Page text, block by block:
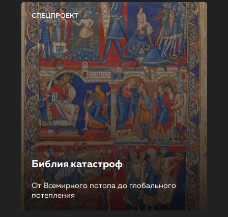
СПЕЦПРОЕКТ
Библия катастроф
От Всемирного потопа до глобального
потепления